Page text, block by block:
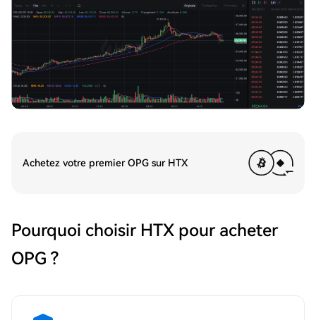
Achetez votre premier OPG sur HTX
Pourquoi choisir HTX pour acheter
OPG ?